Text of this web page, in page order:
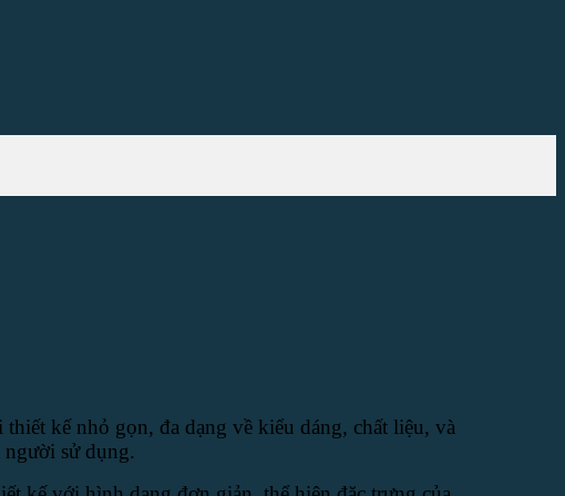
kế nhỏ gọn, đa dạng về kiểu dáng, chất liệu, và
người sử dụng.